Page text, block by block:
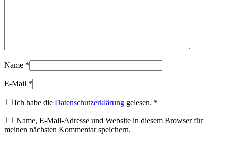
Name *
E-Mail *
Ich habe die Datenschutzerklärung gelesen. *
Name, E-Mail-Adresse und Website in diesem Browser für
meinen nächsten Kommentar speichern.